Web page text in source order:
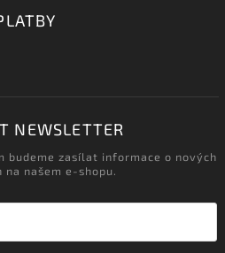
NEWSLETTER
budeme zasílat informace o nových
na našem e-shopu.